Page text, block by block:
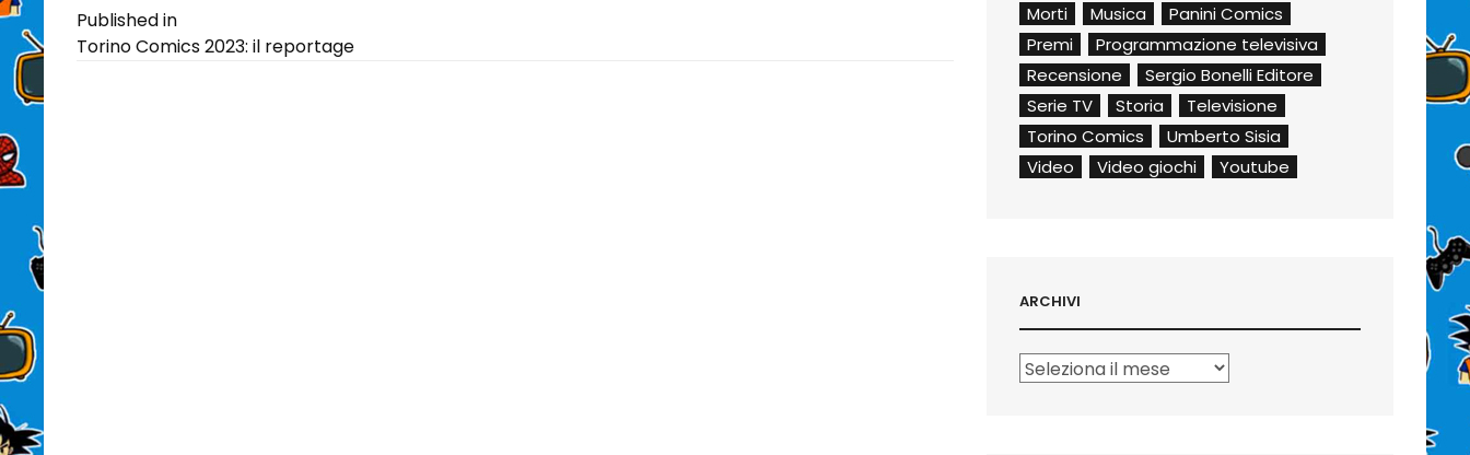
Navigazione
Published in
Torino Comics 2023: il reportage
Morti
Musica
Panini Comics
Premi
Programmazione televisiva
Recensione
Sergio Bonelli Editore
Serie TV
Storia
Televisione
Torino Comics
Umberto Sisia
Video
Video giochi Youtube
ARCHIVI
Archivi